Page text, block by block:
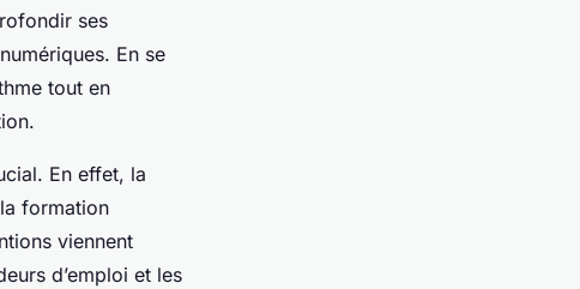
ses
En se
tout en
En effet, la
formation
viennent
d’emploi et les